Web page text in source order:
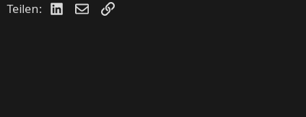
Teilen: LinkedIn
E-MailLink